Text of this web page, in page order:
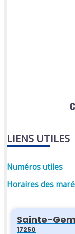
LIENS UTILES
Numéros utiles
Horaires des